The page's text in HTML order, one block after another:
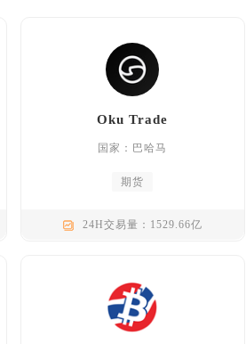
Oku Trade
国家：巴哈马
期货
24H交易量：1529.66亿